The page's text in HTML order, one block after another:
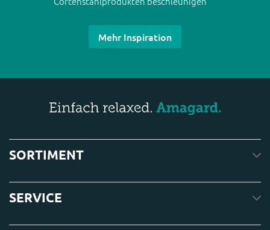
Mehr Inspiration
SORTIMENT
SERVICE